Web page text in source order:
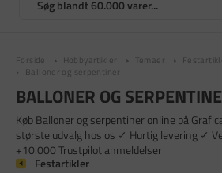
Forside Hobbyartikler Temaer
Balloner og serpentiner
BALLONER OG
Køb Balloner og serpentiner online på
største udvalg hos os ✓ Hurtig levering ✓
+10.000 Trustpilot anmeldelser
Festartikler